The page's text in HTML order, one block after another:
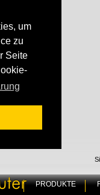
um
zu
Seite
PRODUKTE